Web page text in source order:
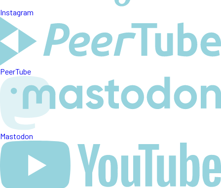
Instagram
PeerTube
Mastodon